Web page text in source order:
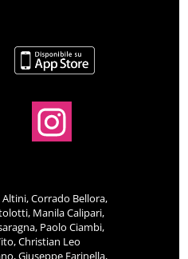
Corrado Bellora,
Manila Calipari,
Paolo Ciambi,
Christian Leo
Giuseppe Farinella,